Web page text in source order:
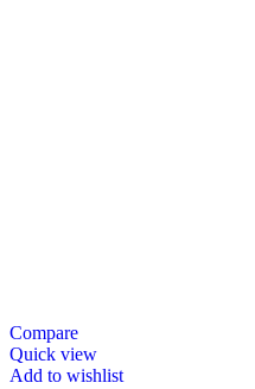
Compare
Quick view
Add to wishlist